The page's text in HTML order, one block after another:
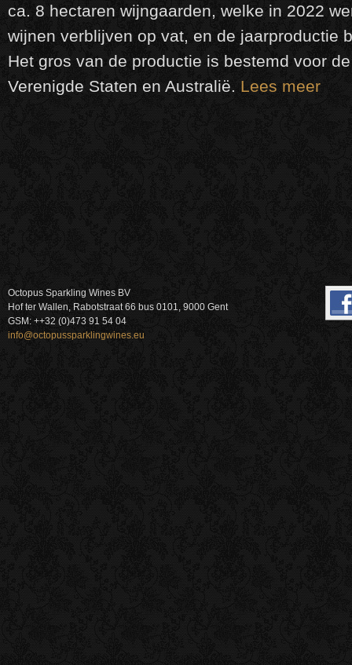
ca. 8 hectaren wijngaarden, welke in 2022
wijnen verblijven op vat, en de jaarproductie
Het gros van de productie is bestemd voor
Verenigde Staten en Australië. Lees meer
Octopus Sparkling Wines BV
Hof ter Wallen, Rabotstraat 66 bus 0101, 9000 Gent
GSM: ++32 (0)473 91 54 04
info@octopussparklingwines.eu